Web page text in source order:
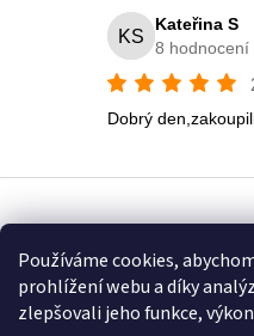
Používáme cookies,
prohlížení webu a díky
zlepšovali jeho funkce,
Copyright 2026Eshop U